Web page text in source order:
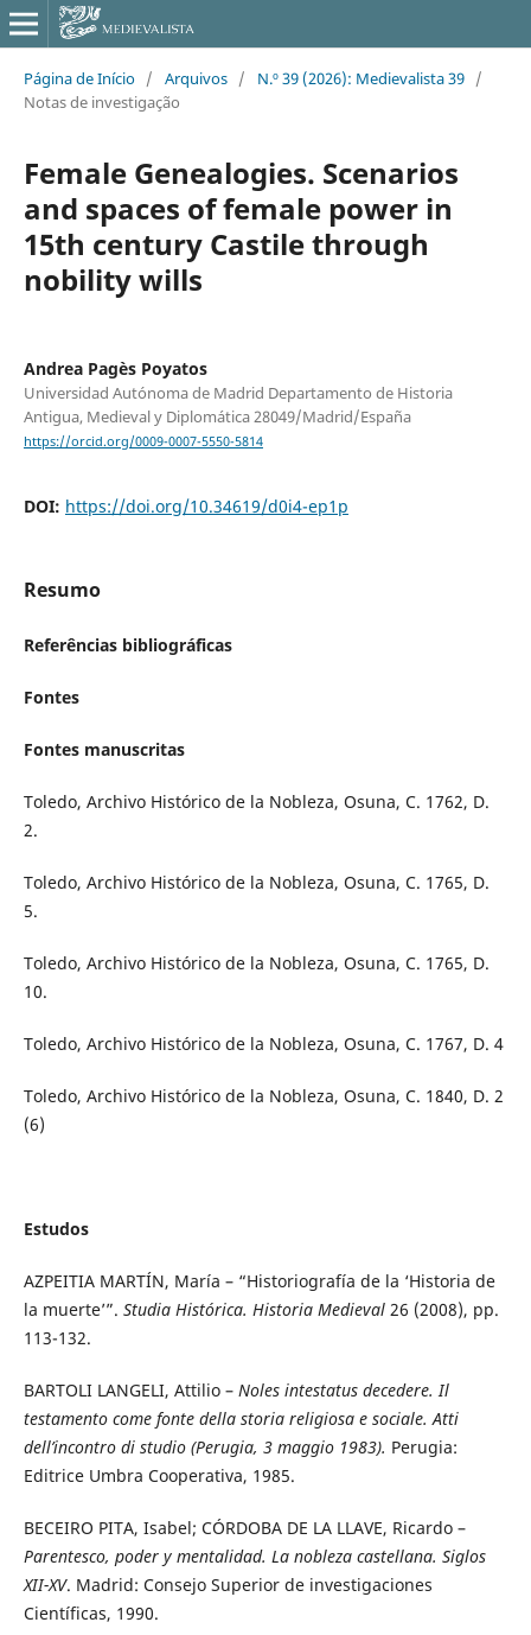
Página de Início / Arquivos / N.º 39 (2026): Medievalista 39 /
Notas de investigação
Female Genealogies. Scenarios
and spaces of female power in
15th century Castile through
nobility wills
Andrea Pagès Poyatos
Universidad Autónoma de Madrid Departamento de Historia
Antigua, Medieval y Diplomática 28049/Madrid/España
https://orcid.org/0009-0007-5550-5814
DOI: https://doi.org/10.34619/d0i4-ep1p
Resumo
Referências bibliográficas
Fontes
Fontes manuscritas
Toledo, Archivo Histórico de la Nobleza, Osuna, C. 1762, D.
2.
Toledo, Archivo Histórico de la Nobleza, Osuna, C. 1765, D.
5.
Toledo, Archivo Histórico de la Nobleza, Osuna, C. 1765, D.
10.
Toledo, Archivo Histórico de la Nobleza, Osuna, C. 1767, D. 4
Toledo, Archivo Histórico de la Nobleza, Osuna, C. 1840, D. 2
(6)
Estudos
AZPEITIA MARTÍN, María – “Historiografía de la ‘Historia de
la muerte’”. Studia Histórica. Historia Medieval26 (2008), pp.
113-132.
BARTOLI LANGELI, Attilio – Noles intestatus decedere. Il
testamento come fonte della storia religiosa e sociale. Atti
dell’incontro di studio (Perugia, 3 maggio 1983). Perugia:
Editrice Umbra Cooperativa, 1985.
BECEIRO PITA, Isabel; CÓRDOBA DE LA LLAVE, Ricardo –
Parentesco, poder y mentalidad. La nobleza castellana. Siglos
XII-XV. Madrid: Consejo Superior de investigaciones
Científicas, 1990.